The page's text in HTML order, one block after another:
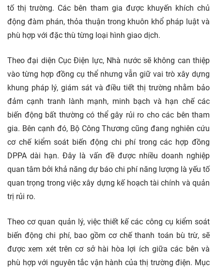
tố thị trường. Các bên tham gia được khuyến khích chủ
động đàm phán, thỏa thuận trong khuôn khổ pháp luật và
phù hợp với đặc thù từng loại hình giao dịch.
Theo đại diện Cục Điện lực, Nhà nước sẽ không can thiệp
vào từng hợp đồng cụ thể nhưng vẫn giữ vai trò xây dựng
khung pháp lý, giám sát và điều tiết thị trường nhằm bảo
đảm cạnh tranh lành mạnh, minh bạch và hạn chế các
biến động bất thường có thể gây rủi ro cho các bên tham
gia. Bên cạnh đó, Bộ Công Thương cũng đang nghiên cứu
cơ chế kiểm soát biến động chi phí trong các hợp đồng
DPPA dài hạn. Đây là vấn đề được nhiều doanh nghiệp
quan tâm bởi khả năng dự báo chi phí năng lượng là yếu tố
quan trọng trong việc xây dựng kế hoạch tài chính và quản
trị rủi ro.
Theo cơ quan quản lý, việc thiết kế các công cụ kiểm soát
biến động chi phí, bao gồm cơ chế thanh toán bù trừ, sẽ
được xem xét trên cơ sở hài hòa lợi ích giữa các bên và
phù hợp với nguyên tắc vận hành của thị trường điện. Mục